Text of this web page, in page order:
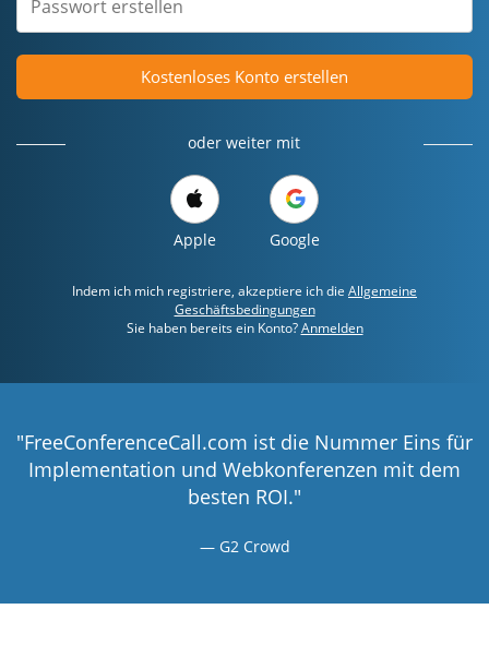
Kostenloses Konto erstellen
oder weiter mit
Apple Google
Indem ich mich registriere, akzeptiere ich die Allgemeine
Geschäftsbedingungen
Sie haben bereits ein Konto?Anmelden
"FreeConferenceCall.com ist die Nummer Eins für
Implementation und Webkonferenzen mit dem
besten ROI."
G2 Crowd